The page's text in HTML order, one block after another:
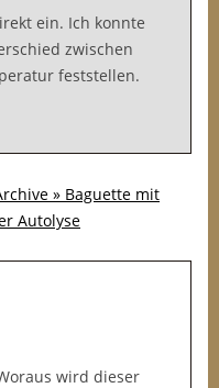
ein. Ich konnte
zwischen
feststellen.
» Baguette mit
Autolyse
wird dieser